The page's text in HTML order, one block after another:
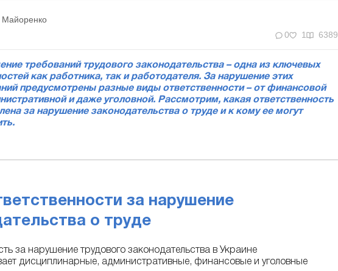
Майоренко
0 1 6389
требований трудового законодательства – одна из ключевых
как работника, так и работодателя. За нарушение этих
предусмотрены разные виды ответственности – от финансовой
и даже уголовной. Рассмотрим, какая ответственность
за нарушение законодательства о труде и к кому ее могут
за нарушение
о труде
за нарушение трудового законодательства в Украине
дисциплинарные, административные, финансовые и уголовные